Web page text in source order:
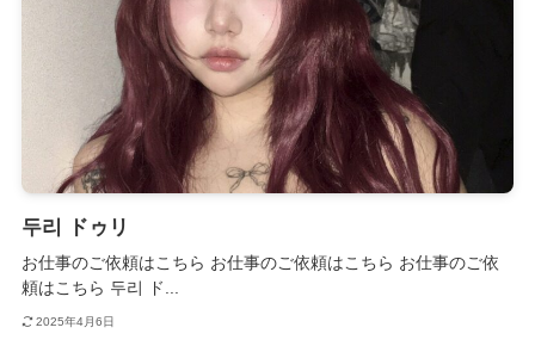
두리 ドゥリ
お仕事のご依頼はこちら お仕事のご依頼はこちら お仕事のご依
頼はこちら 두리 ド...
2025年4月6日